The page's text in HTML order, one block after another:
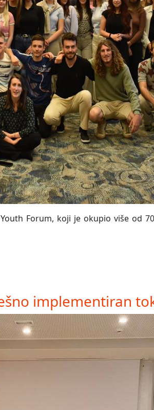
Forum, koji je okupio više od
implementiran